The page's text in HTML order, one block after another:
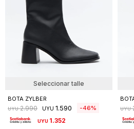
Seleccionar talle
BOTA ZYLBER
UYU 2.990 UYU 1.590 46
UYU 1.352
UYU